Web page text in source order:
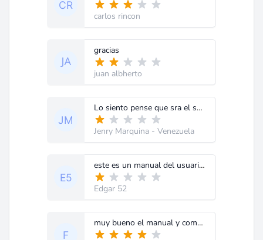
carlos rincon
gracias
juan albherto
Lo siento pense que sra el service manual
Jenry Marquina - Venezuela
este es un manual del usuario y lo que buscamos los técnicos es el manual de serviclio
Edgar 52
muy bueno el manual y completo